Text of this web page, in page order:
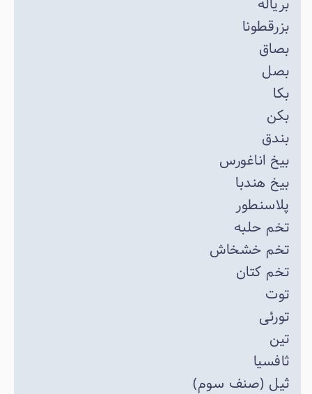
بریاله
بزرقطونا
بصاق
بصل
بکا
بکن
بندق
بیخ اناغورس
بیخ هندبا
پلاسنطور
تخم حلبه
تخم خشخاش
تخم کتان
توت
تورئی
تین
ثافسیا
ثیل (صنف سوم)